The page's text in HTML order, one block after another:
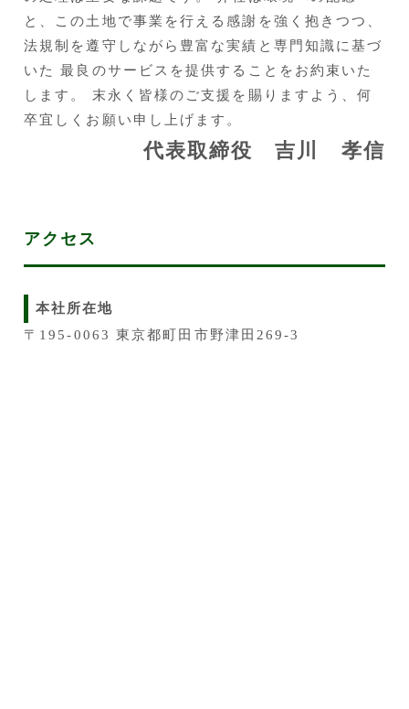
と、この土地で事業を行える感謝を強く抱きつつ、
法規制を遵守しながら豊富な実績と専門知識に基づ
いた 最良のサービスを提供することをお約束いた
します。 末永く皆様のご支援を賜りますよう、何
卒宜しくお願い申し上げます。
代表取締役 吉川 孝信
アクセス
本社所在地
〒195-0063 東京都町田市野津田269‐3